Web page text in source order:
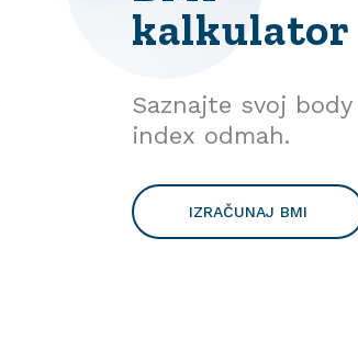
kalkulator
Saznajte svoj body
index odmah.
IZRAČUNAJ BMI